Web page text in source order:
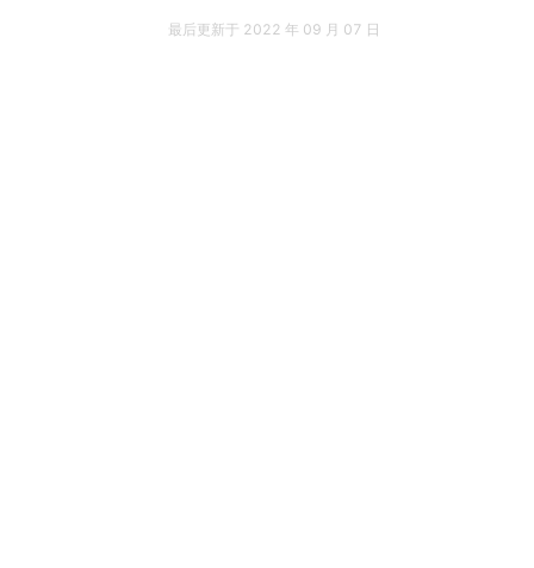
最后更新于 2022 年 09 月 07 日